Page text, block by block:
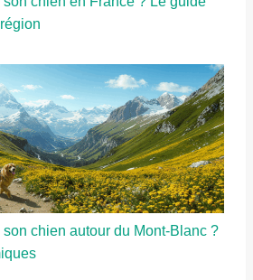
chien autour du Mont-Blanc ?